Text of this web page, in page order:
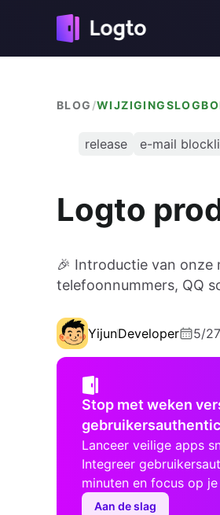
BLOG /
release e-mail
Logto
🎉 Introductie van onze
telefoonnummers, QQ
YijunDeveloper 5/
Stop met weken
Lanceer veilige apps
Integreer
minuten en focus op
Aan de slag